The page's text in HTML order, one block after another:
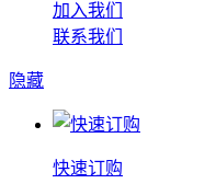
加入我们
联系我们
隐藏
快速订购